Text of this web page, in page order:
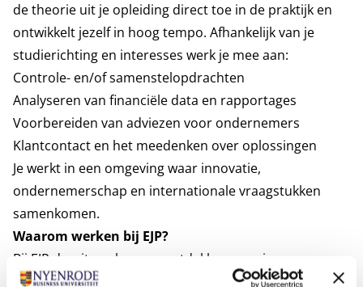
de theorie uit je opleiding direct toe in de praktijk en
ontwikkelt jezelf in hoog tempo. Afhankelijk van je
studierichting en interesses werk je mee aan:
Controle- en/of samenstelopdrachten
Analyseren van financiële data en rapportages
Voorbereiden van adviezen voor ondernemers
Klantcontact en het meedenken over oplossingen
Je werkt in een omgeving waar innovatie,
ondernemerschap en internationale vraagstukken
samenkomen.
Waarom werken bij EJP?
Bij EJP draait werken om ontdekken, vernieuwen en
impact maken. We geloven dat je het meeste leert als